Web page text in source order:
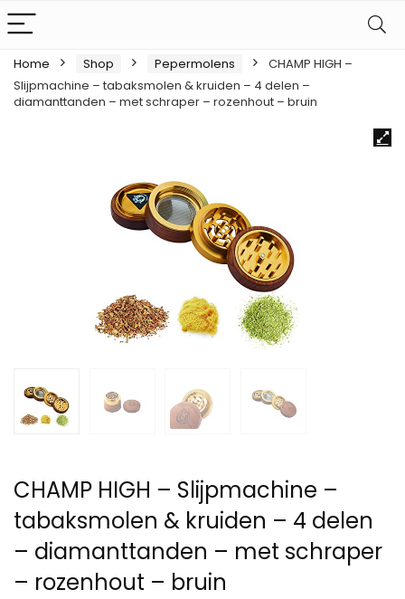
Home Shop Pepermolens
CHAMP HIGH –
Slijpmachine – tabaksmolen & kruiden – 4 delen –
diamanttanden – met schraper – rozenhout – bruin
CHAMP HIGH – Slijpmachine –
tabaksmolen & kruiden – 4 delen
– diamanttanden – met schraper
– rozenhout – bruin